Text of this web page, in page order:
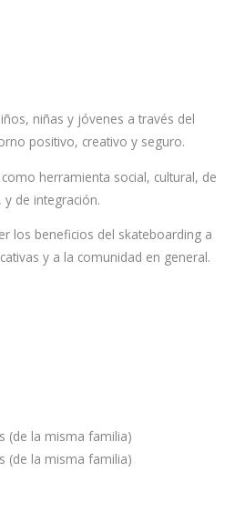
niñas y jóvenes a través del
positivo, creativo y seguro.
herramienta social, cultural, de
y de integración.
los beneficios del skateboarding a
y a la comunidad en general.
(de la misma familia)
(de la misma familia)